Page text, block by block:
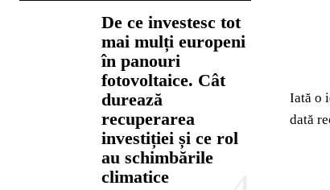
De ce investesc tot
mai mulți europeni
în panouri
fotovoltaice. Cât
durează
recuperarea
investiției și ce rol
au schimbările
climatice
Iată o
dată